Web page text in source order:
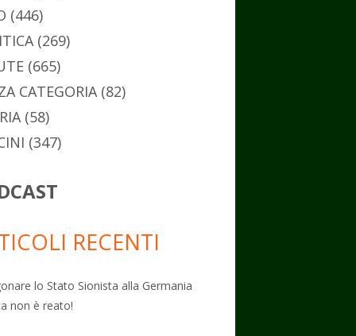
(446)
(269)
(665)
CATEGORIA(82)
(58)
(347)
RECENTI
lo Stato Sionista alla Germania
non è reato!